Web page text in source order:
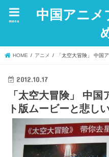
中国アニ
menu
HOME アニメ 「太空大冒険」 中国
2012.10.17
「太空大冒険」 中
ト版ムービーと悲し